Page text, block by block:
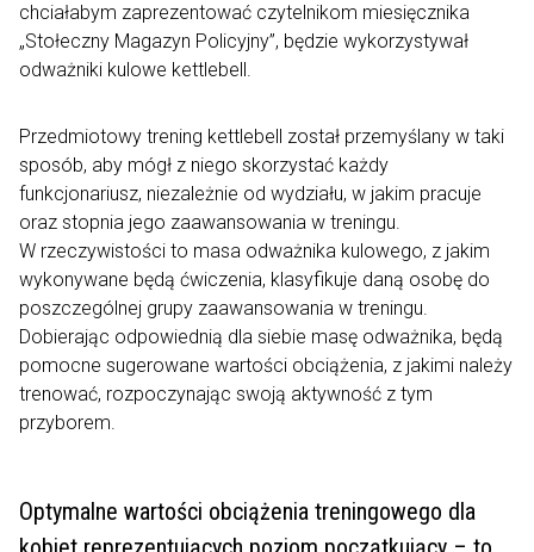
chciałabym zaprezentować czytelnikom miesięcznika
„Stołeczny Magazyn Policyjny”, będzie wykorzystywał
odważniki kulowe kettlebell.
Przedmiotowy trening kettlebell został przemyślany w taki
sposób, aby mógł z niego skorzystać każdy
funkcjonariusz, niezależnie od wydziału, w jakim pracuje
oraz stopnia jego zaawansowania w treningu.
W rzeczywistości to masa odważnika kulowego, z jakim
wykonywane będą ćwiczenia, klasyfikuje daną osobę do
poszczególnej grupy zaawansowania w treningu.
Dobierając odpowiednią dla siebie masę odważnika, będą
pomocne sugerowane wartości obciążenia, z jakimi należy
trenować, rozpoczynając swoją aktywność z tym
przyborem.
Optymalne wartości obciążenia treningowego dla